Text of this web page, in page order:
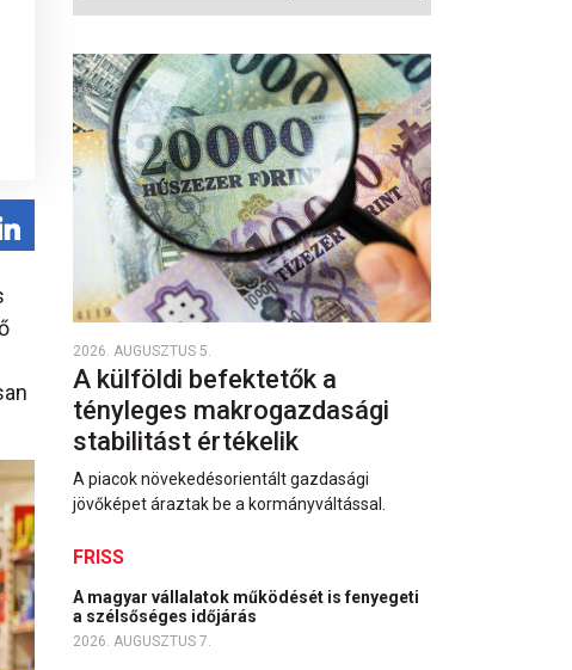
2026. AUGUSZTUS 5.
A külföldi befektetők a
tényleges makrogazdasági
stabilitást értékelik
A piacok növekedésorientált gazdasági
jövőképet áraztak be a kormányváltással.
FRISS
A magyar vállalatok működését is fenyegeti
a szélsőséges időjárás
2026. AUGUSZTUS 7.